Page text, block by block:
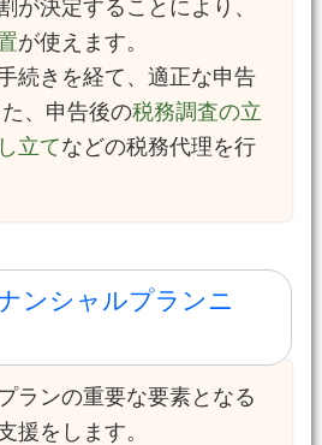
が決定することにより、
が使えます。
続きを経て、適正な申告
、申告後の税務調査の立
立てなどの税務代理を行
ンシャルプランニ
ランの重要な要素となる
援をします。